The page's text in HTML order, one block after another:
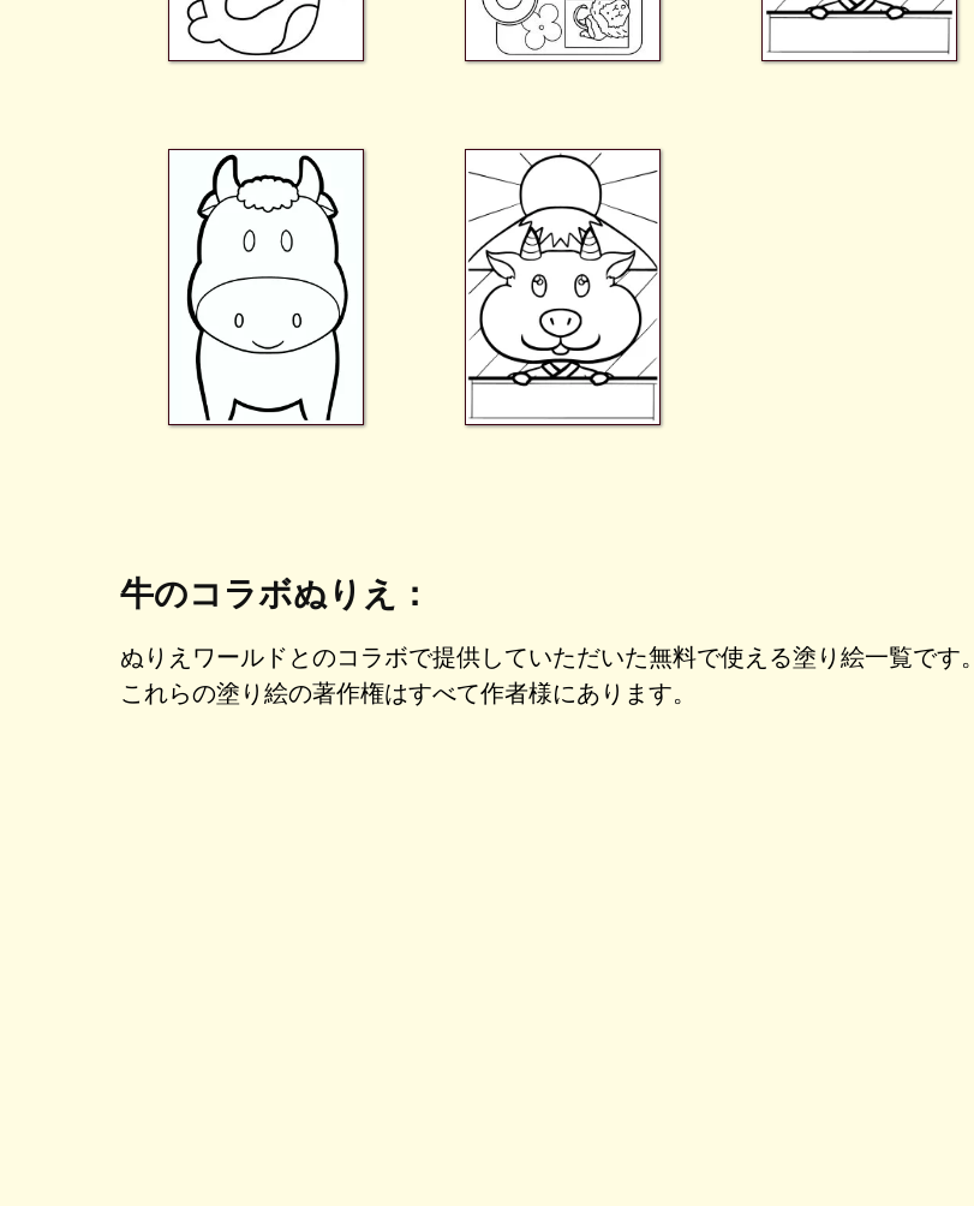
牛のコラボぬりえ：
ぬりえワールドとのコラボで提供していただいた無料で使える塗り絵一覧です。
これらの塗り絵の著作権はすべて作者様にあります。